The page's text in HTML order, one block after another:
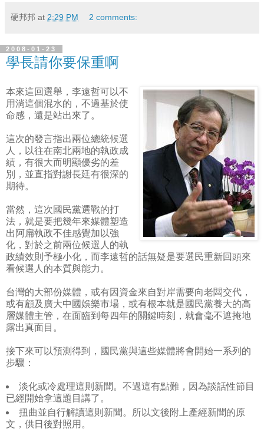
硬邦邦 at 2:29 PM 2 comments:
2008-01-23
學長請你要保重啊
本來這回選舉，李遠哲可以不
用淌這個混水的，不過基於使
命感，還是站出來了。
這次的發言指出兩位總統候選
人，以往在南北兩地的執政成
績，有很大而明顯優劣的差
別，並直指對謝長廷有很深的
期待。
當然，這次國民黨選戰的打
法，就是要把幾年來媒體塑造
出阿扁執政不佳感覺加以強
化，對於之前兩位候選人的執
政績效則予極小化，而李遠哲的話無疑是要選民重新回頭來
看候選人的本質與能力。
台灣的大部份媒體，或有因資金來自對岸需要向老闆交代，
或有顧及廣大中國娛樂市場，或有根本就是國民黨養大的高
層媒體主管，在面臨到每四年的關鍵時刻，就會毫不遮掩地
露出真面目。
接下來可以預測得到，國民黨與這些媒體將會開始一系列的
步驟：
淡化或冷處理這則新聞。不過這有點難，因為談話性節目
已經開始拿這題目講了。
扭曲並自行解讀這則新聞。所以文後附上產經新聞的原
文，供日後對照用。